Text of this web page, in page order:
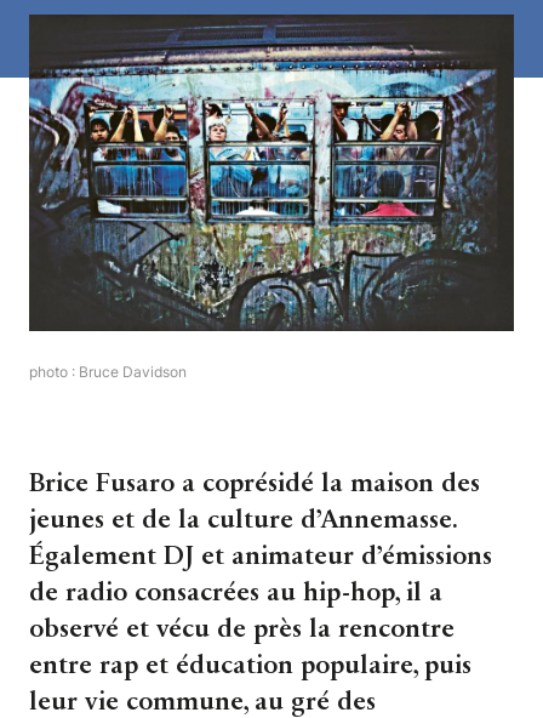
photo : Bruce Davidson
Brice Fusaro a coprésidé la maison des
jeunes et de la culture d’Annemasse.
Également DJ et animateur d’émissions
de radio consacrées au hip-hop, il a
observé et vécu de près la rencontre
entre rap et éducation populaire, puis
leur vie commune, au gré des